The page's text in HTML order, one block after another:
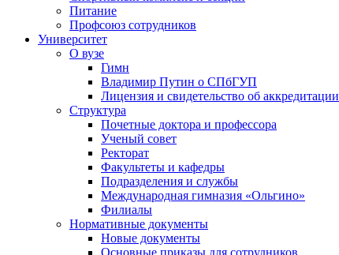
Питание
Профсоюз сотрудников
Университет
О вузе
Гимн
Владимир Путин о СПбГУП
Лицензия и свидетельство об аккредитации
Структура
Почетные доктора и профессора
Ученый совет
Ректорат
Факультеты и кафедры
Подразделения и службы
Международная гимназия «Ольгино»
Филиалы
Нормативные документы
Новые документы
Основные приказы для сотрудников